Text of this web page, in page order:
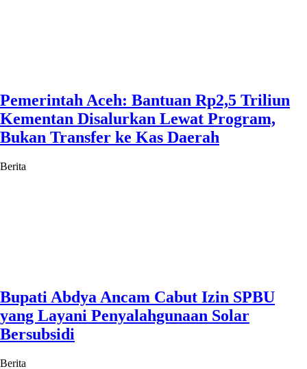
Pemerintah Aceh: Bantuan Rp2,5 Triliun
Kementan Disalurkan Lewat Program,
Bukan Transfer ke Kas Daerah
Berita
Bupati Abdya Ancam Cabut Izin SPBU
yang Layani Penyalahgunaan Solar
Bersubsidi
Berita